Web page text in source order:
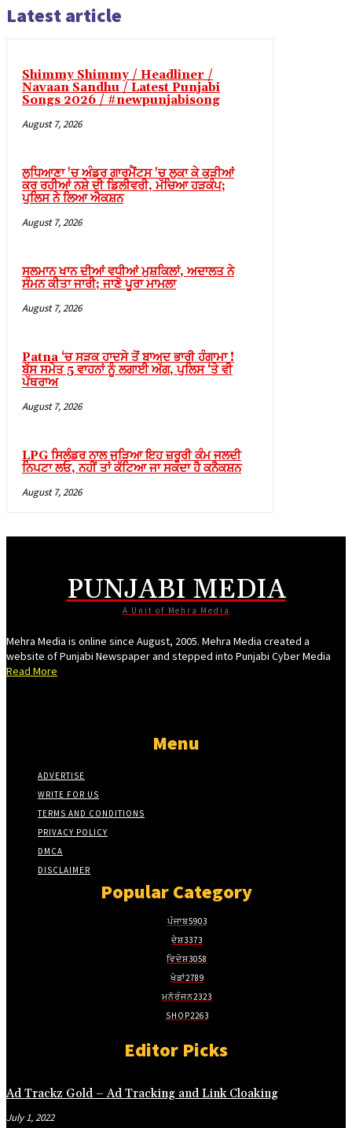
Tools
Latest article
Shimmy Shimmy / Headliner /
Navaan Sandhu / Latest Punjabi
Songs 2026 / #newpunjabisong
August 7, 2026
ਲੁਧਿਆਣਾ 'ਚ ਅੰਡਰ ਗਾਰਮੈਂਟਸ 'ਚ ਲੁਕਾ ਕੇ ਕੁੜੀਆਂ
ਕਰ ਰਹੀਆਂ ਨਸ਼ੇ ਦੀ ਡਿਲੀਵਰੀ, ਮੱਚਿਆ ਹੜਕੰਪ;
ਪੁਲਿਸ ਨੇ ਲਿਆ ਐਕਸ਼ਨ
August 7, 2026
ਸਲਮਾਨ ਖਾਨ ਦੀਆਂ ਵਧੀਆਂ ਮੁਸ਼ਕਿਲਾਂ, ਅਦਾਲਤ ਨੇ
ਸੰਮਨ ਕੀਤਾ ਜਾਰੀ; ਜਾਣੋ ਪੂਰਾ ਮਾਮਲਾ
August 7, 2026
Patna ‘ਚ ਸੜਕ ਹਾਦਸੇ ਤੋਂ ਬਾਅਦ ਭਾਰੀ ਹੰਗਾਮਾ !
ਬੱਸ ਸਮੇਤ 5 ਵਾਹਨਾਂ ਨੂੰ ਲਗਾਈ ਅੱਗ, ਪੁਲਿਸ ‘ਤੇ ਵੀ
ਪੱਥਰਾਅ
August 7, 2026
LPG ਸਿਲੰਡਰ ਨਾਲ ਜੁੜਿਆ ਇਹ ਜ਼ਰੂਰੀ ਕੰਮ ਜਲਦੀ
ਨਿਪਟਾ ਲਓ, ਨਹੀਂ ਤਾਂ ਕੱਟਿਆ ਜਾ ਸਕਦਾ ਹੈ ਕਨੈਕਸ਼ਨ
August 7, 2026
PUNJABI MEDIA
A Unit of Mehra Media
Mehra Media is online since August, 2005. Mehra Media created a
website of Punjabi Newspaper and stepped into Punjabi Cyber Media
Read More
Menu
ADVERTISE
WRITE FOR US
TERMS AND CONDITIONS
PRIVACY POLICY
DMCA
DISCLAIMER
Popular Category
ਪੰਜਾਬ5903
ਦੇਸ਼3373
ਵਿਦੇਸ਼3058
ਖੇਡਾਂ2789
ਮਨੋਰੰਜਨ2323
SHOP2263
Editor Picks
Ad Trackz Gold – Ad Tracking and Link Cloaking
July 1, 2022